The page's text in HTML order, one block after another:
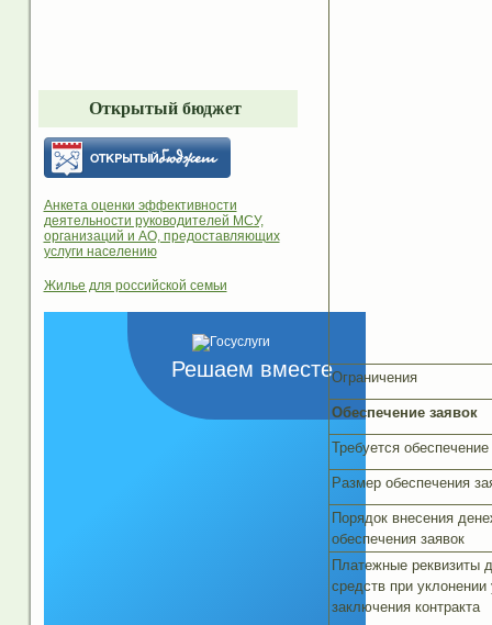
Открытый бюджет
Анкета оценки эффективности
деятельности руководителей МСУ,
организаций и АО, предоставляющих
услуги населению
Жилье для российской семьи
Решаем вместеОграничения
Обеспечение заявок
Требуется обеспечение
Размер обеспечения
Порядок внесения
обеспечения заявок
Платежные реквизиты
средств при уклонении
заключения контракта